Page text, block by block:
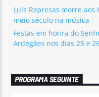
Luís Represas morre
meio século na música
Festas em honra do
Ardegães nos dias 25 e
PROGRAMA SEGUINTE